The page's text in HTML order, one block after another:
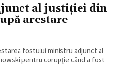
al justiției din
arestare
fostului ministru adjunct al
pentru corupţie când a fost